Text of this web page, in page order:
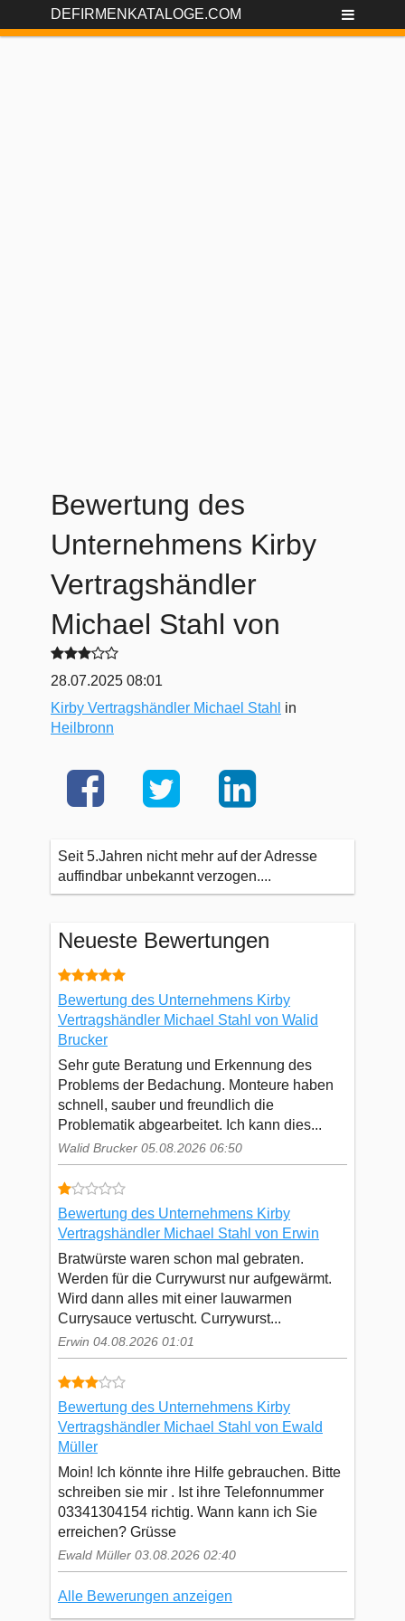
DEFIRMENKATALOGE.COM
Bewertung des
Unternehmens Kirby
Vertragshändler
Michael Stahl von
28.07.2025 08:01
Kirby Vertragshändler Michael Stahl in
Heilbronn
Seit 5.Jahren nicht mehr auf der Adresse
auffindbar unbekannt verzogen....
Neueste Bewertungen
Bewertung des Unternehmens Kirby
Vertragshändler Michael Stahl von Walid
Brucker
Sehr gute Beratung und Erkennung des
Problems der Bedachung. Monteure haben
schnell, sauber und freundlich die
Problematik abgearbeitet. Ich kann dies...
Walid Brucker 05.08.2026 06:50
Bewertung des Unternehmens Kirby
Vertragshändler Michael Stahl von Erwin
Bratwürste waren schon mal gebraten.
Werden für die Currywurst nur aufgewärmt.
Wird dann alles mit einer lauwarmen
Currysauce vertuscht. Currywurst...
Erwin 04.08.2026 01:01
Bewertung des Unternehmens Kirby
Vertragshändler Michael Stahl von Ewald
Müller
Moin! Ich könnte ihre Hilfe gebrauchen. Bitte
schreiben sie mir . Ist ihre Telefonnummer
03341304154 richtig. Wann kann ich Sie
erreichen? Grüsse
Ewald Müller 03.08.2026 02:40
Alle Bewerungen anzeigen